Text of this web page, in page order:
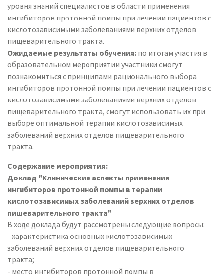
уровня знаний специалистов в области применения
ингибиторов протонной помпы при лечении пациентов с
кислотозависимыми заболеваниями верхних отделов
пищеварительного тракта.
Ожидаемые результаты обучения: по итогам участия в
образовательном мероприятии участники смогут
познакомиться с принципами рационального выбора
ингибиторов протонной помпы при лечении пациентов с
кислотозависимыми заболеваниями верхних отделов
пищеварительного тракта, смогут использовать их при
выборе оптимальной терапии кислотозависимых
заболеваний верхних отделов пищеварительного
тракта.
Содержание мероприятия:
Доклад "Клинические аспекты применения
ингибиторов протонной помпы в терапии
кислотозависимых заболеваний верхних отделов
пищеварительного тракта"
В ходе доклада будут рассмотрены следующие вопросы:
- характеристика основных кислотозависимых
заболеваний верхних отделов пищеварительного
тракта;
- место ингибиторов протонной помпы в